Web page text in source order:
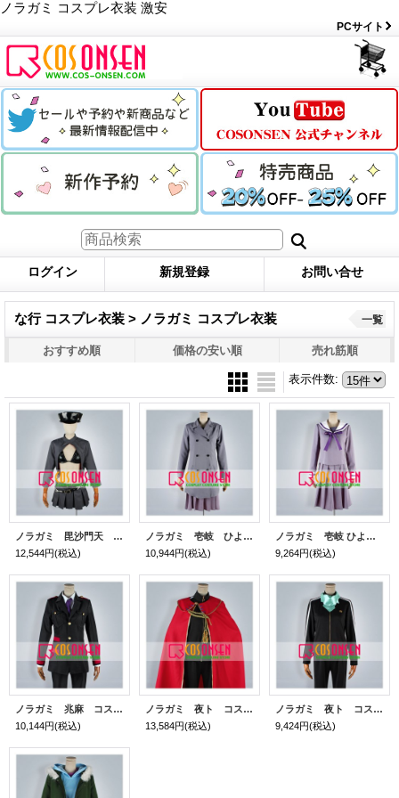
ノラガミ コスプレ衣装 激安
PCサイト
ログイン 新規登録 お問い合せ
な行 コスプレ衣装 > ノラガミ コスプレ衣装 一覧
おすすめ順 価格の安い順 売れ筋順
表示件数:
ノラガミ 毘沙門天 コスプレ衣装
12,544円(税込)
ノラガミ 壱岐 ひより コスプレ衣装 全セット
10,944円(税込)
ノラガミ 壱岐 ひより コスプレ衣装
9,264円(税込)
ノラガミ 兆麻 コスプレ衣装
10,144円(税込)
ノラガミ 夜ト コスプレ衣装 全セット
13,584円(税込)
ノラガミ 夜ト コスプレ衣装
9,424円(税込)